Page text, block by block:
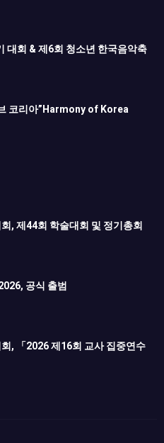
대회 & 제6회 청소년 한국음악축
코리아”Harmony of Korea
, 제44회 학술대회 및 정기총회
공식 출범
, 「2026 제16회 교사 집중연수